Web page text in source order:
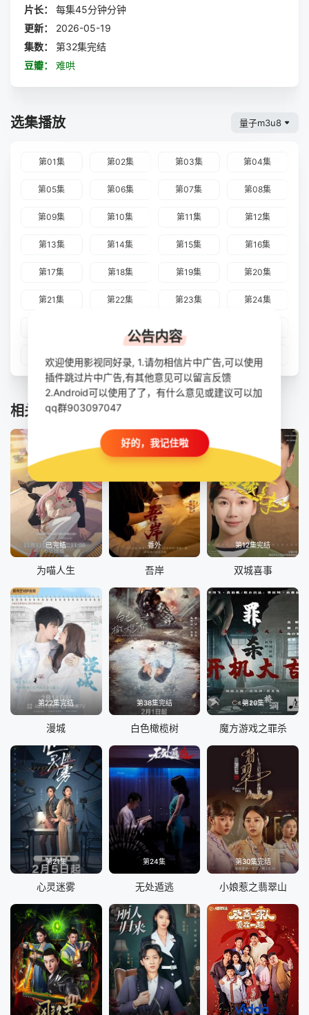
的新家，共同经营幸福的生活。
片长：
每集45分钟分钟
更新：
2026-05-19
集数：
第32集完结
豆瓣：
难哄
选集播放 量子m3u8
第01集 第02集 第03集 第04集
第05集 第06集 第07集 第08集
第09集 第10集 第11集 第12集
第13集 第14集 第15集 第16集
第17集 第18集 第19集 第20集
第21集 第22集 第23集 第24集
第26集 第27集
第29集 第30集 第31集 第32集
相关推荐
已完结
为喵人生
番外
吾岸
第12集完结
双城喜事
第22集完结
漫城
第38集完结
白色橄榄树
第20集
魔方游戏之罪杀
第21集
心灵迷雾
第24集
无处遁逃
第30集完结
小娘惹之翡翠山
公告内容
欢迎使用影视同好录, 1.请勿相信片中广告,可以使用
插件跳过片中广告,有其他意见可以留言反馈
2.Android可以使用了了，有什么意见或建议可以加
qq群903097047
好的，我记住啦